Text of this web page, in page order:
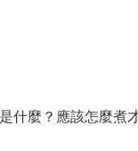
什麼？應該怎麼煮